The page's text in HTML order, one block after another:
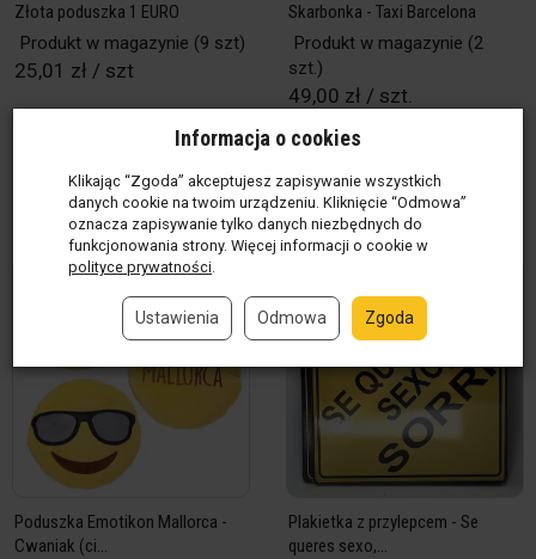
Złota poduszka 1 EURO
Produkt w magazynie (9 szt)
25,01 zł / szt
Do koszyka
Skarbonka - Taxi Barcelona
Produkt w magazynie (2
szt.)
49,00 zł / szt.
Do koszyka
Poduszka Emotikon Mallorca -
Cwaniak (ci...
Plakietka z przylepcem - Se
queres sexo,...
Informacja o cookies
Klikając “Zgoda” akceptujesz zapisywanie wszystkich
danych cookie na twoim urządzeniu. Kliknięcie “Odmowa”
oznacza zapisywanie tylko danych niezbędnych do
funkcjonowania strony. Więcej informacji o cookie w
polityce prywatności
Ustawienia Odmowa Zgoda